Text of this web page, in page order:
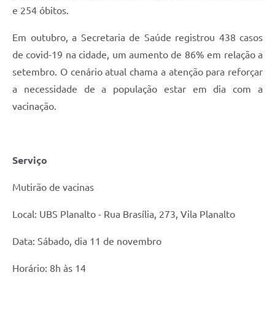
e 254 óbitos.
Em outubro, a Secretaria de Saúde registrou 438 casos
de covid-19 na cidade, um aumento de 86% em relação a
setembro. O cenário atual chama a atenção para reforçar
a necessidade de a população estar em dia com a
vacinação.
Serviço
Mutirão de vacinas
Local: UBS Planalto - Rua Brasília, 273, Vila Planalto
Data: Sábado, dia 11 de novembro
Horário: 8h às 14